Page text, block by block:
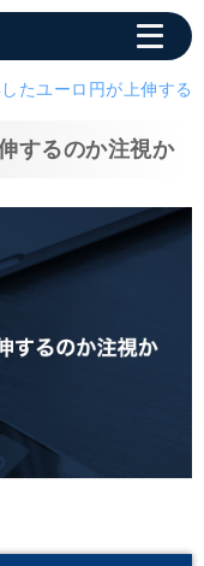
たユーロ円が上伸する
するのか注視か